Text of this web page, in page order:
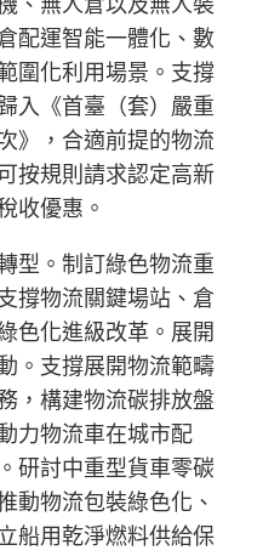
配運智能一體化、數
圍化利用場景。支撐
入《首臺（套）嚴重
》，合適前提的物流
按規則請求認定高新
收優惠。
型。制訂綠色物流重
撐物流關鍵場站、倉
色化進級改革。展開
。支撐展開物流範疇
，構建物流碳排放盤
力物流車在城市配
研討中重型貨車零碳
動物流包裝綠色化、
船用乾淨燃料供給保